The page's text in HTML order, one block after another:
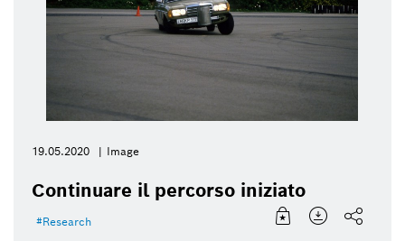
19.05.2020 Image
Continuare il percorso iniziato
Research